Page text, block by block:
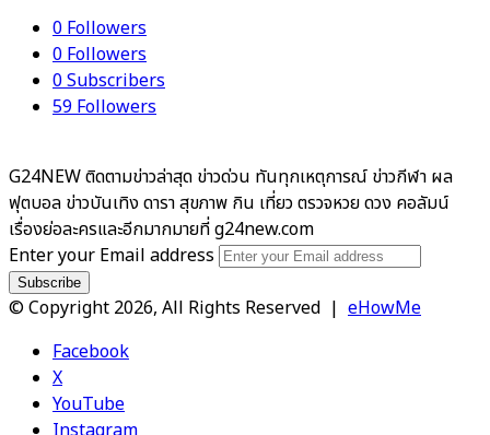
0Followers
0Followers
0Subscribers
59Followers
G24NEW ติดตามข่าวล่าสุด ข่าวด่วน ทันทุกเหตุการณ์ ข่าวกีฬา ผล
ฟุตบอล ข่าวบันเทิง ดารา สุขภาพ กิน เที่ยว ตรวจหวย ดวง คอลัมน์
เรื่องย่อละครและอีกมากมายที่ g24new.com
Enter your Email address
© Copyright 2026, All Rights Reserved | eHowMe
Facebook
X
YouTube